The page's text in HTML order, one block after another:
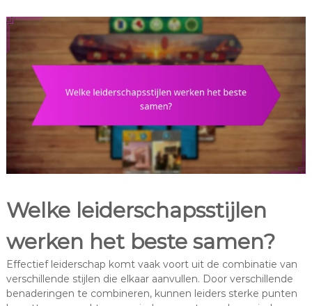
Welke leiderschapsstijlen
werken het beste samen?
Effectief leiderschap komt vaak voort uit de combinatie van
verschillende stijlen die elkaar aanvullen. Door verschillende
benaderingen te combineren, kunnen leiders sterke punten